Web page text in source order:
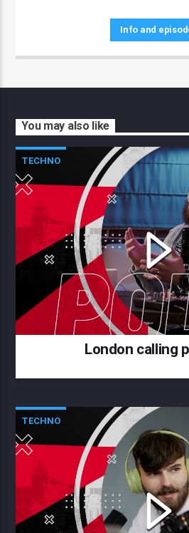
Info and
You may also like
TECHNO
London calling
TECHNO